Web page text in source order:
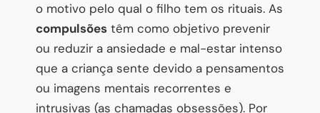
o motivo pelo qual o filho tem os rituais. As
compulsões têm como objetivo prevenir
ou reduzir a ansiedade e mal-estar intenso
que a criança sente devido a pensamentos
ou imagens mentais recorrentes e
intrusivas (as chamadas obsessões). Por